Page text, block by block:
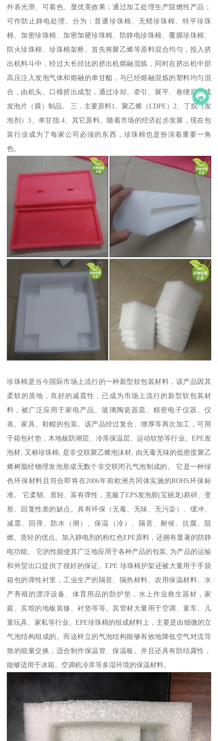
外表光滑、可着色、显优美效果；通过加工处理生产阻燃性产品；
可作防止静电处理。分为：普通珍珠棉、无蜡珍珠棉、特平珍珠
棉、加密珍珠棉、加密加硬珍珠棉、防静电珍珠棉、覆膜珍珠棉、
防火珍珠棉、珍珠棉架桥。首先将聚乙烯等原料混合均匀，投入挤
出机料斗中，经过大长径比的挤出机熔融混炼，同时在挤出机中部
高压注入发泡气体和熔融的单甘酯，与已经熔融混炼的塑料均匀混
合，由机头、口模挤出成型，通过冷却、牵引、展平、卷绕后即成
发泡片（膜）制品。 三．主要原料1、聚乙烯（LDPE）2、丁烷（发
泡剂）3、单甘指 4、其它原料。随着市场的经济起步发展，现在包
装行业成为了每家公司必须的东西，珍珠棉也是扮演着重要一角
色。
珍珠棉是当今国际市场上流行的一种新型软包装材料，该产品因其
柔软的质地，良好的减震性，已成为市场上流行的新型软包装材
料，被广泛应用于家电产品、玻璃陶瓷器皿、精密电子仪器、仪
表、家具、鞋帽的包装。该产品经过复合、增厚等再次加工，可用
于箱包衬垫，木地板防潮层、冷库保温层、运动软垫等行业。EPE发
泡材, 又称珍珠棉, 是非交联聚乙烯泡沫材, 由无毒无味的低密度聚乙
烯树脂经物理发泡形成无数个非交联闭孔气泡制成的。 它是一种绿
色环保材料且符合即将在2006年前欧洲共同体实施的ROHS环保标
准。 它柔韧、质轻、富有弹性，克服了EPS发泡胶(宝丽龙)易碎、变
形、回复性差的缺点。具有环保（无毒、无味、无污染）、缓冲、
减震、回弹、防水（潮）、保温（冷）、隔音、耐候、抗腐、阻
燃、质轻的优点。加入静电剂的粉红色EPE原料，还拥有显著的防静
电功能。 它的性能使其广泛地应用于各种产品的包装, 为产品的运输
和外贸出口提供了很好的保证。EPE 珍珠棉护架还被大量用于手袋
箱包的弹性衬里，工业生产的隔音、隔热材料、农用保温材料、水
产养殖的漂浮设备、体育用品的防护垫，水上作业救生器材，家
庭、宾馆的地板装修、衬垫等等。其管材大量用于空调、童车、儿
童玩具、家私等行业。EPE珍珠棉的组成材料上，主要是由细微的立
气泡结构组成的。而这样立的气泡结构能够有效地降低空气对流导
致的能量交换，适合制作保温管、保温板。并且还具有防结露性，
能够适用于冰箱、空调机冷库等多湿环境的保温材料。